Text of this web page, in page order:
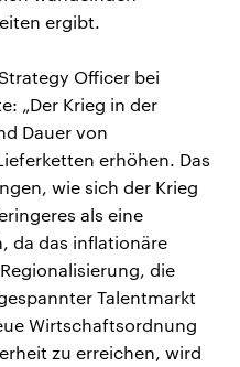
ergibt.
Officer bei
„Der Krieg in der
Dauer von
erhöhen. Das
wie sich der Krieg
als eine
da das inflationäre
die
Talentmarkt
Wirtschaftsordnung
zu erreichen, wird